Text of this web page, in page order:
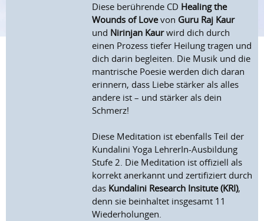
Diese berührende CD Healing the
Wounds of Lovevon Guru Raj Kaur
und Nirinjan Kaurwird dich durch
einen Prozess tiefer Heilung tragen und
dich darin begleiten. Die Musik und die
mantrische Poesie werden dich daran
erinnern, dass Liebe stärker als alles
andere ist – und stärker als dein
Schmerz!
Diese Meditation ist ebenfalls Teil der
Kundalini Yoga LehrerIn-Ausbildung
Stufe 2. Die Meditation ist offiziell als
korrekt anerkannt und zertifiziert durch
das Kundalini Research Insitute (KRI),
denn sie beinhaltet insgesamt 11
Wiederholungen.